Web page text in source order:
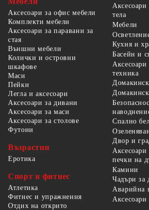
Аксесоари за офис мебели
Комплекти мебели
Аксесоари за паравани за
стая
Външни мебели
Колички и островни
шкафове
Маси
Пейки
Легла и аксесоари
Аксесоари за дивани
Аксесоари за маси
Аксесоари за столове
Футони
Възрастни
Еротика
Спорт и фитнес
Атлетика
Фитнес и упражнения
Отдих на открито
Аксесоари
тела
Мебели
Кухня и
Басейн и
Аксесоари
техника
Спално
Двор и
печки на
Камини
Чадъри за
Аварийна